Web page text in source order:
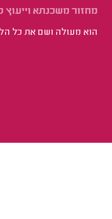
מחזור משכנתא וייעוץ
הוא מעולה ושם את כל